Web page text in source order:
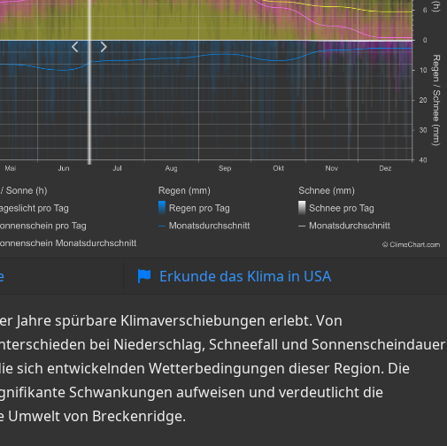
Erkunde das Klima in USA
Jahre spürbare Klimaverschiebungen erlebt. Von
bei Niederschlag, Schneefall und Sonnenscheindauer
sich entwickelnden Wetterbedingungen dieser Region. Die
Schwankungen aufweisen und verdeutlicht die
Umwelt von Breckenridge.